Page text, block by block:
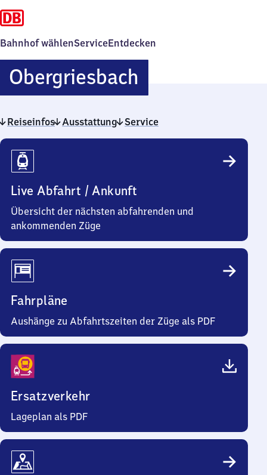
Bahnhof wählenServiceEntdecken
ObergriesbachObergriesbach
Reiseinfos Ausstattung Service
Reiseinfos
Live Abfahrt / Ankunft
Übersicht der nächsten abfahrenden und
ankommenden Züge
Fahrpläne
Aushänge zu Abfahrtszeiten der Züge als PDF
Ersatzverkehr
Lageplan als PDF